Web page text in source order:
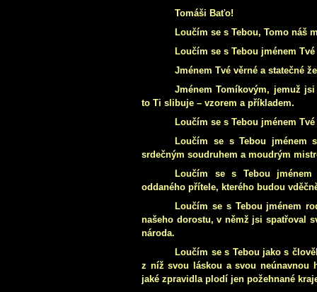
Tomáši Baťo!
Loučím se s Tebou, Tomo náš
Loučím se s Tebou jménem
Jménem Tvé věrné a statečné
Jménem Tomíkovým, jemuž
to Ti slibuje – vzorem a příkladem.
Loučím se s Tebou jménem
Loučím se s Tebou jménem
srdečným soudruhem a moudrým
Loučím se s Tebou
oddaného přítele, kterého budou
Loučím se s Tebou jménem
našeho dorostu, v němž jsi spatřoval
národa.
Loučím se s Tebou jako s
z níž svou láskou a svou neúnavnou
jaké zpravidla plodí jen požehnané